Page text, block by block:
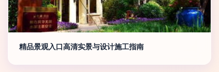
精品景观入口高清实景与设计施工指南